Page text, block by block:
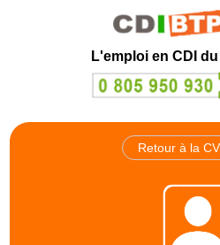
L'emploi en CDI
Retour à la